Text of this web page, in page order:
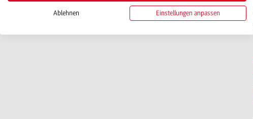
Ablehnen Einstellungen anpassen